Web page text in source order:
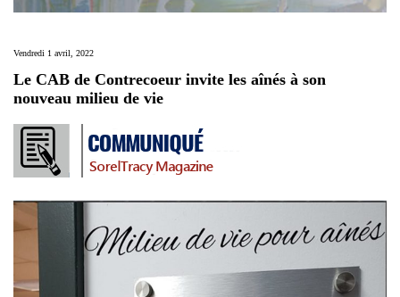
Vendredi 1 avril, 2022
Le CAB de Contrecoeur invite les aînés à son
nouveau milieu de vie